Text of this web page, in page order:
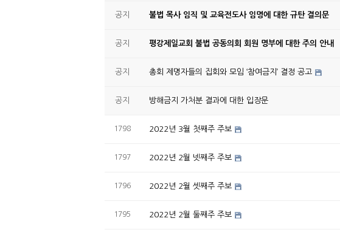
공지 불법 목사 임직 및 교육전도사 임명에 대한 규탄 결의문
공지 평강제일교회 불법 공동의회 회원 명부에 대한 주의 안내
공지 총회 제명자들의 집회와 모임 ‘참여금지’ 결정 공고
공지 방해금지 가처분 결과에 대한 입장문
1798 2022년 3월 첫째주 주보
1797 2022년 2월 넷째주 주보
1796 2022년 2월 셋째주 주보
1795 2022년 2월 둘째주 주보